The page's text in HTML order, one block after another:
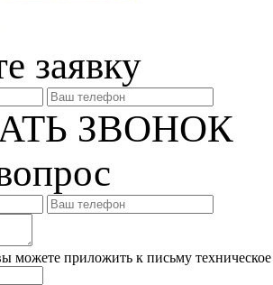
заявку
ЗВОНОК
можете приложить к письму